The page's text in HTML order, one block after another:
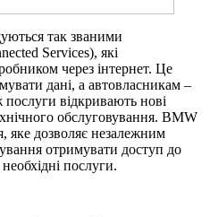
так званими
Services), які
через інтернет. Це
дані, а автовласникам –
відкривають нові
обслуговування. BMW
яке дозволяє незалежним
отримувати доступ до
послуги.